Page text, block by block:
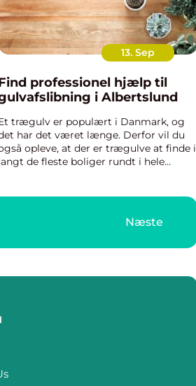
13. Sep
professionel hjælp til
i Albertslund
trægulv er populært i Danmark, og
har det været længe. Derfor vil du
opleve, at der er trægulve at finde i
de fleste boliger rundt i hele
Næste